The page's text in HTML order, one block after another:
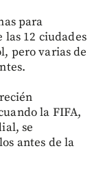
para
12 ciudades
pero varias de
la FIFA,
se
antes de la